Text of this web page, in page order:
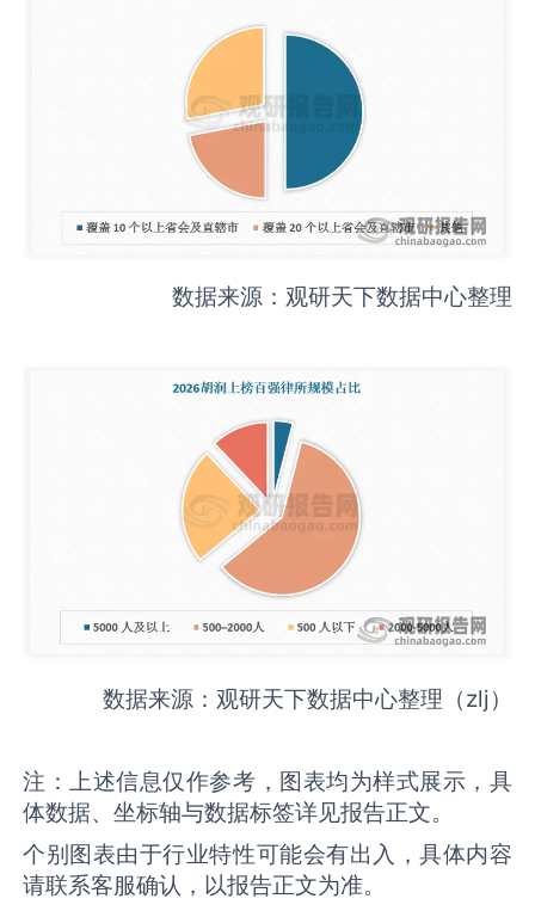
数据来源：观研天下数据中心整理
数据来源：观研天下数据中心整理（zlj）
注：上述信息仅作参考，图表均为样式展示，具
体数据、坐标轴与数据标签详见报告正文。
个别图表由于行业特性可能会有出入，具体内容
请联系客服确认，以报告正文为准。